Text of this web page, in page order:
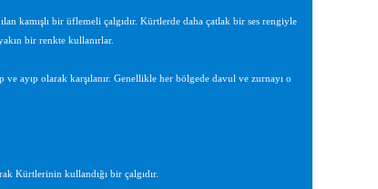
kamışlı bir üflemeli çalgıdır. Kürtlerde daha çatlak bir ses rengiyle
bir renkte kullanırlar.
ayıp olarak karşılanır. Genellikle her bölgede davul ve zurnayı o
Kürtlerinin kullandığı bir çalgıdır.